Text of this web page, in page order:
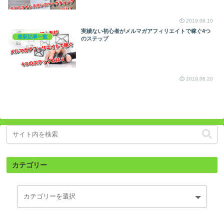
2019.08.10
最新記事一覧
実績ない初心者がメルマガアフィリエイトで稼ぐ4つ
のステップ
2019.08.20
カテゴリー